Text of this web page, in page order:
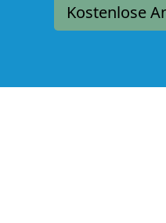
Kostenlose